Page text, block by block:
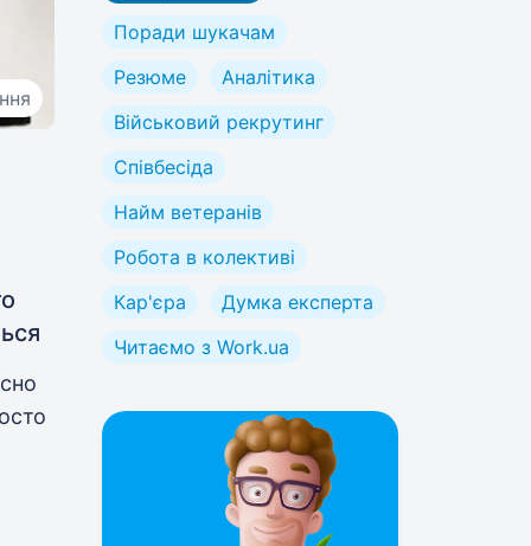
Поради шукачам
Резюме
Аналітика
Військовий рекрутинг
Співбесіда
Найм ветеранів
Робота в колективі
Кар'єра
Думка експерта
Читаємо з Work.ua